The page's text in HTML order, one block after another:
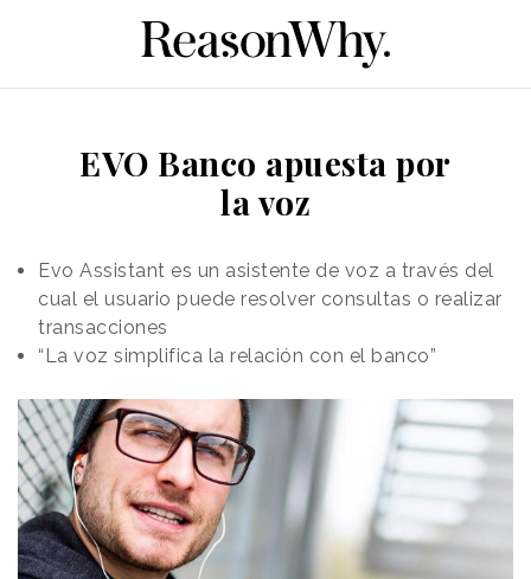
EVO Banco apuesta por
la voz
Evo Assistant es un asistente de voz a través del
cual el usuario puede resolver consultas o realizar
transacciones
“La voz simplifica la relación con el banco”